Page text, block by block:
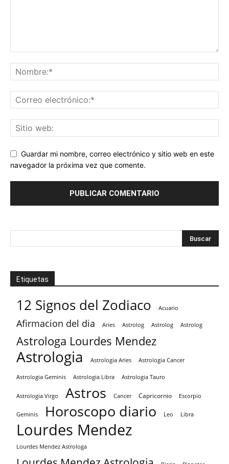
Guardar mi nombre, correo electrónico y sitio web en este
navegador la próxima vez que comente.
Etiquetas
12 Signos del Zodiaco Acuario
Afirmacion del dia Aries Astrolog Astrolog Astrolog
Astrologa Lourdes Mendez
Astrologia Astrologia Aries Astrologia Cancer
Astrologia Geminis Astrologia Libra Astrologia Tauro
Astrologia Virgo Astros Cancer Capricornio Escorpio
Geminis Horoscopo diario Leo Libra
Lourdes Mendez
Lourdes Mendez Astrologa